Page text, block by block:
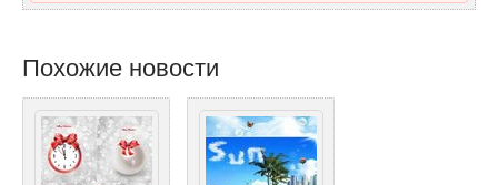
Похожие новости